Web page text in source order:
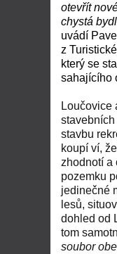
otevřít
chystá
uvádí
z
který se
sahajícího
Loučovice
stavbu
koupí ví,
zhodnotí a
pozemku
jedinečné
lesů,
dohled od
tom
soubor